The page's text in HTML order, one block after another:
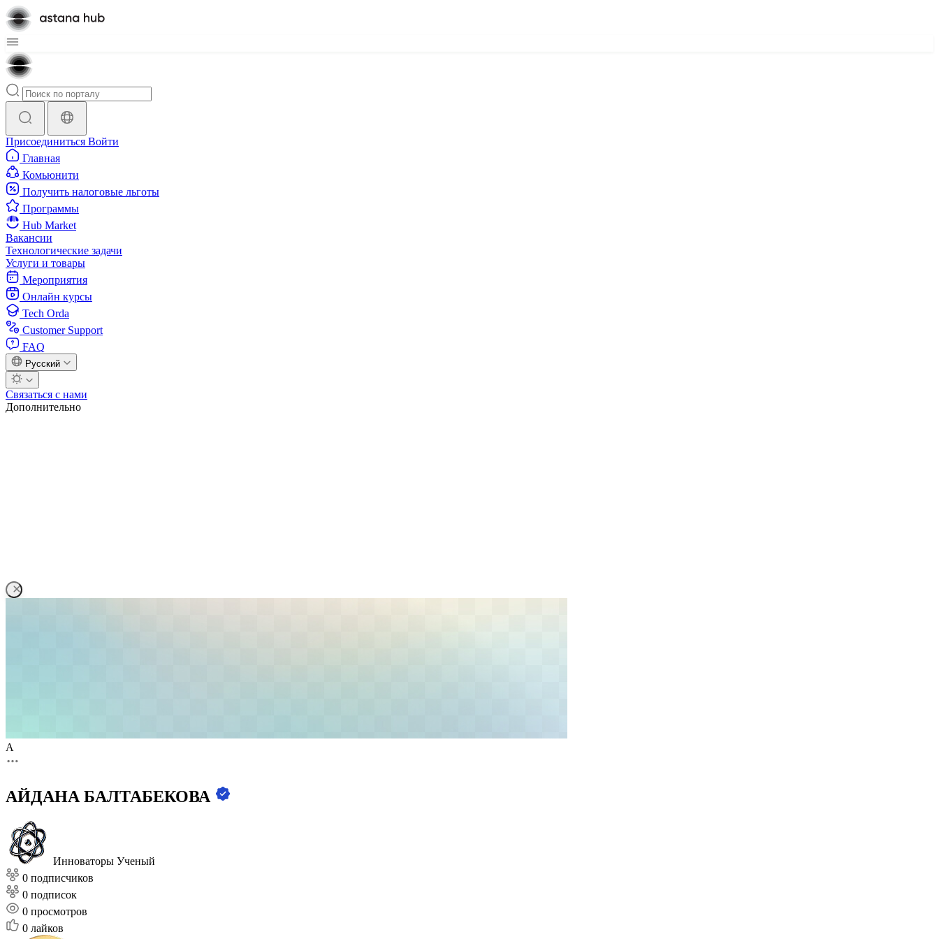
Присоединиться Войти
Главная
Комьюнити
Получить налоговые льготы
Программы
Hub Market
Вакансии
Технологические задачи
Услуги и товары
Мероприятия
Онлайн курсы
Tech Orda
Customer Support
FAQ
Русский
Связаться с нами
Дополнительно
А
АЙДАНА БАЛТАБЕКОВА
Инноваторы Ученый
0 подписчиков
0 подписок
0 просмотров
0 лайков